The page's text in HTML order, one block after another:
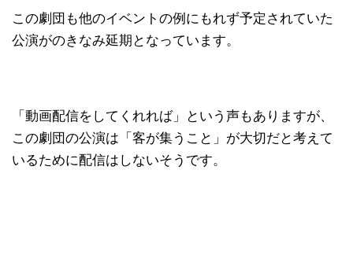
この劇団も他のイベントの例にもれず予定されていた
公演がのきなみ延期となっています。
「動画配信をしてくれれば」という声もありますが、
この劇団の公演は「客が集うこと」が大切だと考えて
いるために配信はしないそうです。